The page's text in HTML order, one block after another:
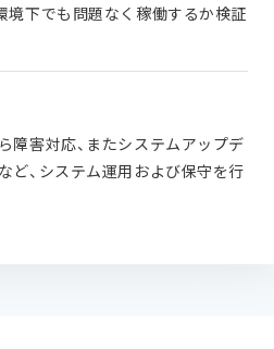
境下でも問題なく稼働するか検証
障害対応、またシステムアップデ
ど、システム運用および保守を行